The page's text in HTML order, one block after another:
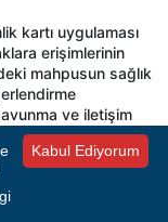
kartı uygulaması
erişimlerinin
mahpusun sağlık
ve iletişim
engellemeye,
etkili biçimde
Kabul Ediyorum